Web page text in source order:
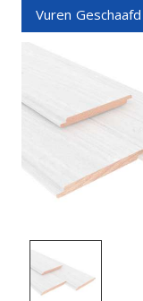
Vuren